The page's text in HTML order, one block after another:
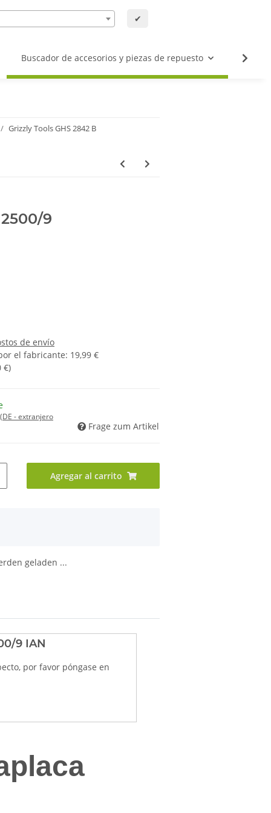
✔
Buscador de accesorios y piezas de repuesto
Grizzly Tools GHS 2842 B
9
de envío
el fabricante: 19,99 €
€)
(DE - extranjero
Frage zum Artikel
Agregar al carrito
geladen ...
9 IAN
por favor póngase en